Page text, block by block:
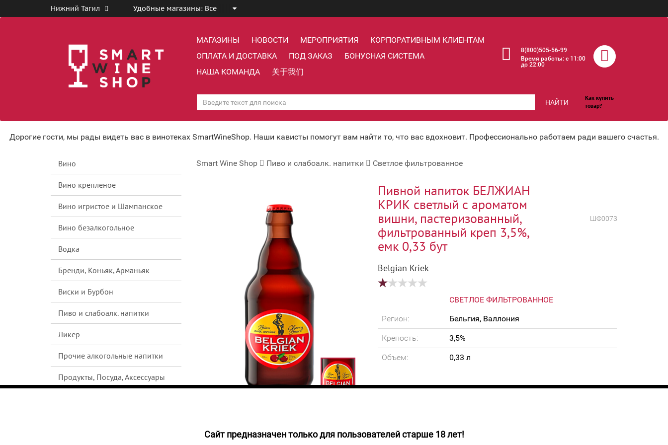
Нижний Тагил Удобные магазины: Все
МАГАЗИНЫ НОВОСТИ МЕРОПРИЯТИЯ
КОРПОРАТИВНЫМ КЛИЕНТАМ
ОПЛАТА И ДОСТАВКА
ПОД ЗАКАЗ
БОНУСНАЯ СИСТЕМА
НАША КОМАНДА
关于我们
8(800)505-56-99
Время работы: c 11:00
до 22:00
НАЙТИ
Как купить
товар?
Дорогие гости, мы рады видеть вас в винотеках SmartWineShop. Наши кависты помогут вам найти то, что вас вдохновит. Профессионально работаем ради вашего счастья.
Вино
Вино крепленое
Вино игристое и Шампанское
Вино безалкогольное
Водка
Бренди, Коньяк, Арманьяк
Виски и Бурбон
Пиво и слабоалк. напитки
Ликер
Прочие алкогольные напитки
Продукты, Посуда, Аксессуары
Smart Wine Shop Пиво и слабоалк. напитки Светлое фильтрованное
Пивной напиток БЕЛЖИАН
КРИК светлый с ароматом
вишни, пастеризованный,
фильтрованный креп 3,5%,
емк 0,33 бут
ШФ0073
Belgian Kriek
СВЕТЛОЕ ФИЛЬТРОВАННОЕ
Регион:
Бельгия, Валлония
Крепость: 3,5%
Объем: 0,33 л
584руб.
Пиво рубиново-красного цвета с пеной нежно-розового
Cайт предназначен только для пользователей старше 18 лет!